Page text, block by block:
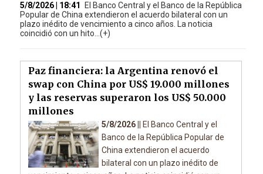
5/8/2026 | 18:41
El Banco Central y el Banco de la República
Popular de China extendieron el acuerdo bilateral con un
plazo inédito de vencimiento a cinco años. La noticia
coincidió con un hito...(+)
Paz financiera: la Argentina renovó el
swap con China por US$ 19.000 millones
y las reservas superaron los US$ 50.000
millones
5/8/2026 ||
El Banco Central y el
Banco de la República Popular de
China extendieron el acuerdo
bilateral con un plazo inédito de